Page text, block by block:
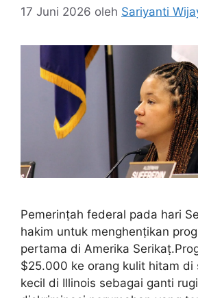
17 Juni 2026 oleh Sariyanti
Pemerinṭah federal pada hari
hakim untuk menghenṭikan
pertama di Amerika
$25.000 ke orang kulit hitam di
kecil di Illinois sebagai ganti